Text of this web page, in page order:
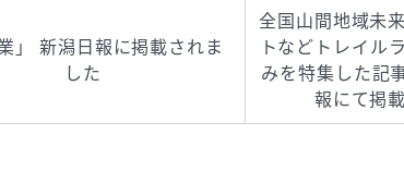
」 新潟日報に掲載されま
した
全国山間地域未
トなどトレイル
みを特集した記
報にて掲